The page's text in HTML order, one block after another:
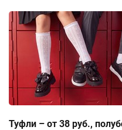
Туфли – от 38 руб.,